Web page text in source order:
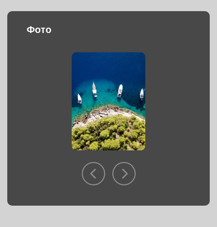
Фото
О КОМПАНИИ
УСЛУГИ
ПАКЕТЫ
СОЗДАТЬ ПАКЕТ